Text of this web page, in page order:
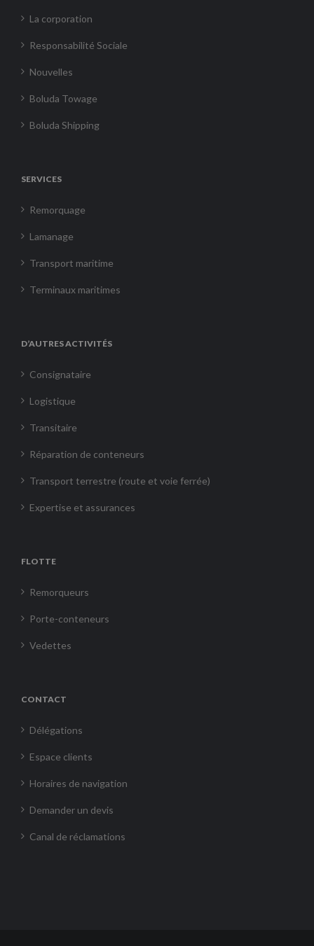
La corporation
Responsabilité Sociale
Nouvelles
Boluda Towage
Boluda Shipping
SERVICES
Remorquage
Lamanage
Transport maritime
Terminaux maritimes
D’AUTRES ACTIVITÉS
Consignataire
Logistique
Transitaire
Réparation de conteneurs
Transport terrestre (route et voie ferrée)
Expertise et assurances
FLOTTE
Remorqueurs
Porte-conteneurs
Vedettes
CONTACT
Délégations
Espace clients
Horaires de navigation
Demander un devis
Canal de réclamations